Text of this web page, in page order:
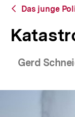
Zurück
Übersicht
Das junge
Gerd